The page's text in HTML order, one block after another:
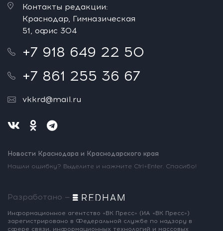
Контакты редакции:
Краснодар, Гимназическая
51, офис 304
+7 918 649 22 50
+7 861 255 36 67
vkkrd@mail.ru
Новости Краснодара и Краснодарского края
Нашли ошибку? Выделите и нажмите Ctrl+Enter. Спасибо!
Разработано —
Информационное агентство «ВК Пресс» (ИА «ВК Пресс»)
зарегистрировано в Федеральной службе по надзору в
сфере связи, информационных технологий и массовых